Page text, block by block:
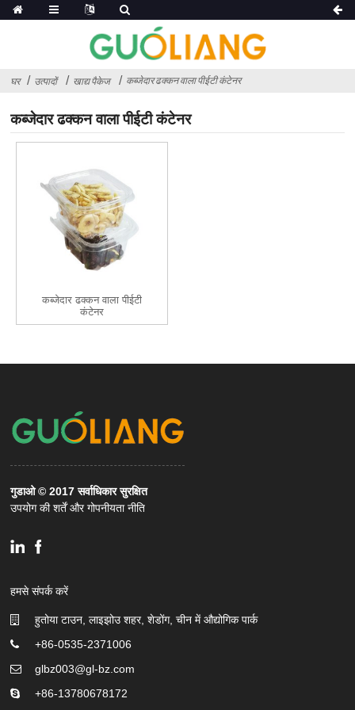
घर उत्पादों खाद्य पैकेज कब्जेदार ढक्कन वाला पीईटी कंटेनर
कब्जेदार ढक्कन वाला पीईटी कंटेनर
कब्जेदार ढक्कन वाला पीईटी
कंटेनर
गुडाओ © 2017 सर्वाधिकार सुरक्षित
उपयोग की शर्तें और गोपनीयता नीति
हमसे संपर्क करें
हुतोया टाउन, लाइझोउ शहर, शेडोंग, चीन में औद्योगिक पार्क
+86-0535-2371006
glbz003@gl-bz.com
+86-13780678172